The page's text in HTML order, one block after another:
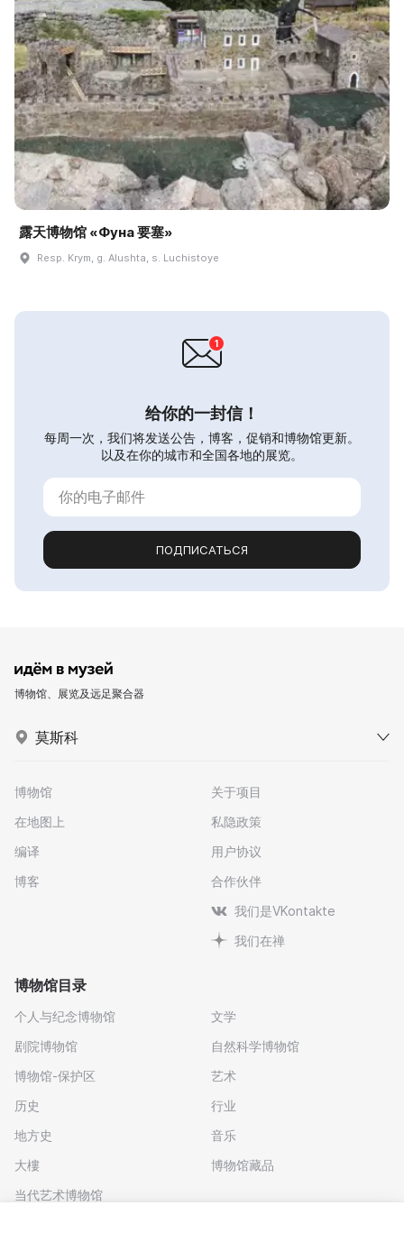
露天博物馆 «Фуна 要塞»
Resp. Krym, g. Alushta, s. Luchistoye
给你的一封信！
每周一次，我们将发送公告，博客，促销和博物馆更新。
以及在你的城市和全国各地的展览。
ПОДПИСАТЬСЯ
博物馆、展览及远足聚合器
莫斯科
博物馆
在地图上
编译
博客
关于项目
私隐政策
用户协议
合作伙伴
我们是VKontakte
我们在禅
博物馆目录
个人与纪念博物馆
剧院博物馆
博物馆-保护区
历史
地方史
大樓
当代艺术博物馆
文学
自然科学博物馆
艺术
行业
音乐
博物馆藏品